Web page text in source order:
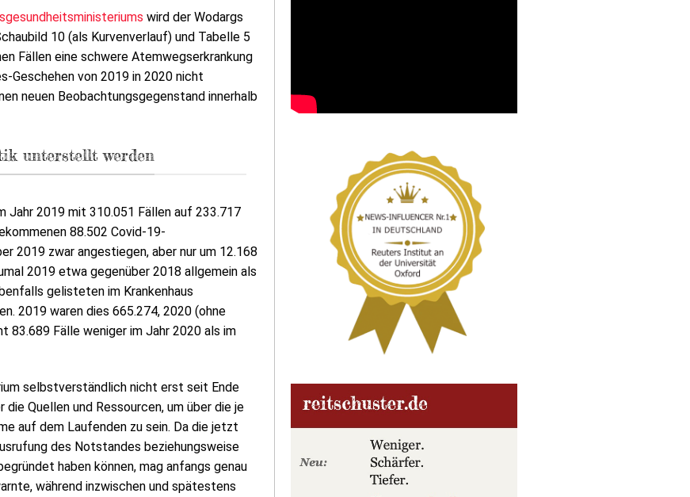
wird der Wodargs
10 (als Kurvenverlauf) und Tabelle 5
Fällen eine schwere Atemwegserkrankung
Geschehen von 2019 in 2020 nicht
neuen Beobachtungsgegenstand innerhalb
unterstellt werden
Jahr 2019 mit 310.051 Fällen auf 233.717
88.502 Covid-19-
2019 zwar angestiegen, aber nur um 12.168
2019 etwa gegenüber 2018 allgemein als
gelisteten im Krankenhaus
2019 waren dies 665.274, 2020 (ohne
83.689 Fälle weniger im Jahr 2020 als im
selbstverständlich nicht erst seit Ende
Quellen und Ressourcen, um über die je
auf dem Laufenden zu sein. Da die jetzt
des Notstandes beziehungsweise
haben können, mag anfangs genau
während inzwischen und spätestens